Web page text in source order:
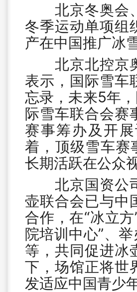
北京冬奥会、
冬季运动单项组
产在中国推广冰
北京北控京奥
表示，国际雪车
忘录，未来5年
际雪车联合会赛
赛事筹办及开
着，顶级雪车赛
长期活跃在公众
北京国资公司
壶联合会已与中
合作，在“冰立
院培训中心”、
等，共同促进冰
下，场馆正将世
发适应中国青少